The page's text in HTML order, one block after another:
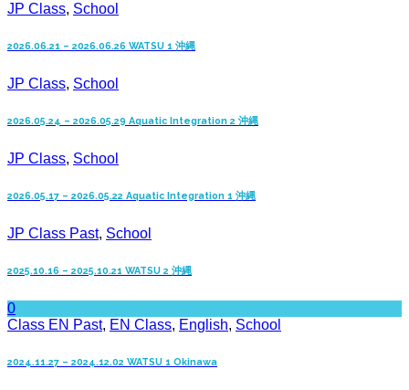
JP Class, School
2026.06.21 – 2026.06.26 WATSU 1 沖縄
JP Class, School
2026.05.24 – 2026.05.29 Aquatic Integration 2 沖縄
JP Class, School
2026.05.17 – 2026.05.22 Aquatic Integration 1 沖縄
JP Class Past, School
2025.10.16 – 2025.10.21 WATSU 2 沖縄
0
Class EN Past, EN Class, English, School
2024.11.27 – 2024.12.02 WATSU 1 Okinawa